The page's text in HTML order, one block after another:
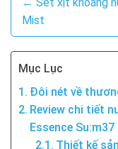
Mist
Mục Lục
Đôi nét về
Review chi tiết
Essence Su:m37
Thiết kế